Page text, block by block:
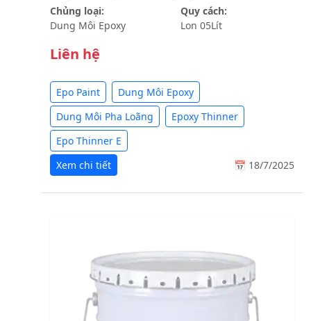
Chủng loại:
Dung Môi Epoxy
Quy cách:
Lon 05Lít
Liên hệ
Epo Paint
Dung Môi Epoxy
Dung Môi Pha Loãng
Epoxy Thinner
Epo Thinner E
Xem chi tiết
📅 18/7/2025